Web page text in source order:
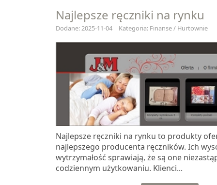
Najlepsze ręczniki na rynku
Dodane: 2025-11-04 Kategoria: Finanse / Hurtownie
Najlepsze ręczniki na rynku to produkty
najlepszego producenta ręczników. Ich
wytrzymałość sprawiają, że są one
codziennym użytkowaniu. Klienci...